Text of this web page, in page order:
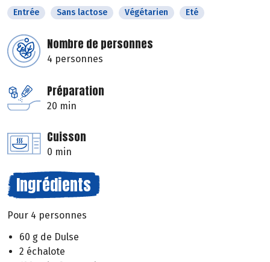
Entrée Sans lactose Végétarien Eté
Nombre de personnes
4 personnes
Préparation
20 min
Cuisson
0 min
Ingrédients
Pour 4 personnes
60 g de Dulse
2 échalote